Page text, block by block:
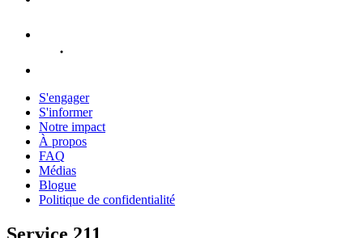
S'engager
S'informer
Notre impact
À propos
FAQ
Médias
Blogue
Politique de confidentialité
Service 211